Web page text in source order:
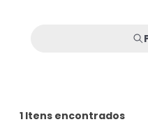
1 Itens encontrados